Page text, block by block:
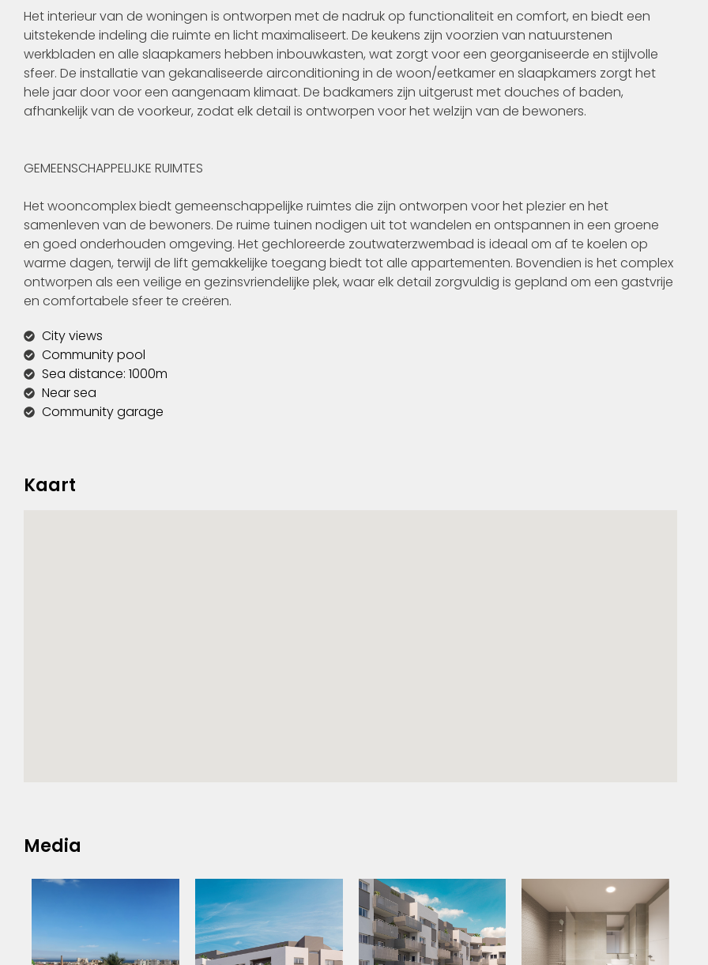
Het interieur van de woningen is ontworpen met de nadruk op functionaliteit en comfort, en biedt een
uitstekende indeling die ruimte en licht maximaliseert. De keukens zijn voorzien van natuurstenen
werkbladen en alle slaapkamers hebben inbouwkasten, wat zorgt voor een georganiseerde en stijlvolle
sfeer. De installatie van gekanaliseerde airconditioning in de woon/eetkamer en slaapkamers zorgt het
hele jaar door voor een aangenaam klimaat. De badkamers zijn uitgerust met douches of baden,
afhankelijk van de voorkeur, zodat elk detail is ontworpen voor het welzijn van de bewoners.
GEMEENSCHAPPELIJKE RUIMTES
Het wooncomplex biedt gemeenschappelijke ruimtes die zijn ontworpen voor het plezier en het
samenleven van de bewoners. De ruime tuinen nodigen uit tot wandelen en ontspannen in een groene
en goed onderhouden omgeving. Het gechloreerde zoutwaterzwembad is ideaal om af te koelen op
warme dagen, terwijl de lift gemakkelijke toegang biedt tot alle appartementen. Bovendien is het complex
ontworpen als een veilige en gezinsvriendelijke plek, waar elk detail zorgvuldig is gepland om een gastvrije
en comfortabele sfeer te creëren.
City views
Community pool
Sea distance: 1000m
Near sea
Community garage
Kaart
Media